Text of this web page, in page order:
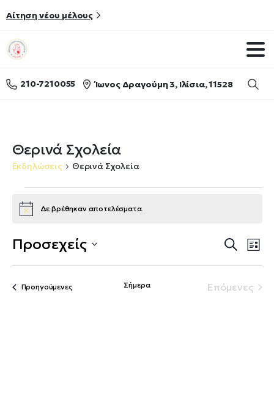
Αίτηση νέου μέλους
210-7210055 Ίωνος Δραγούμη 3, Ιλίσια, 11528
Θερινά Σχολεία
Εκδηλώσεις Θερινά Σχολεία
Εκδηλώσεις
NoticeΔε βρέθηκαν αποτελέσματα.
and
SearchΛίστα
Προσεχείς
Select
ΠροηγούμενεςΕκδηλώσεις Σήμερα
Επόμενες